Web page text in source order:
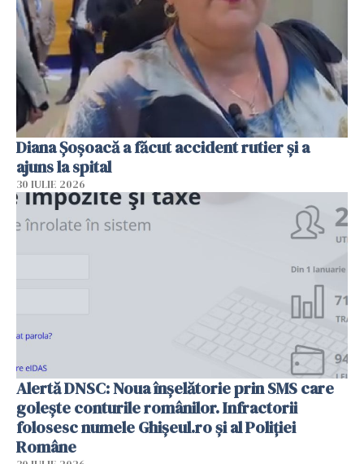
Diana Șoșoacă a făcut accident rutier și a
ajuns la spital
30 IULIE 2026
Alertă DNSC: Noua înșelătorie prin SMS care
golește conturile românilor. Infractorii
folosesc numele Ghișeul.ro și al Poliției
Române